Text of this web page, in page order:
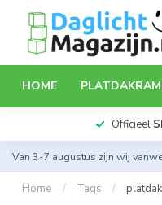
HOME
Officieel
Van 3-7 augustus zijn wij
Home / Tags /